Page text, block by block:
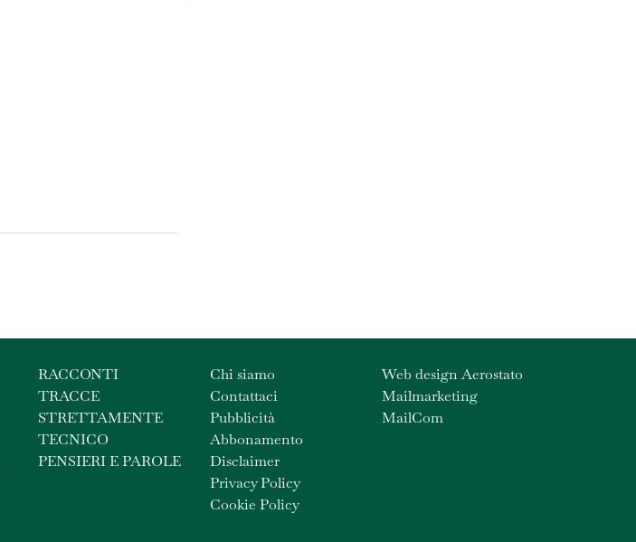
RACCONTI
TRACCE
STRETTAMENTE
TECNICO
PENSIERI E PAROLE
Chi siamo
Contattaci
Pubblicità
Abbonamento
Disclaimer
Privacy Policy
Cookie Policy
Web design Aerostato
Mailmarketing
MailCom